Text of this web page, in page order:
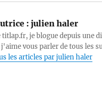
:julien haler
titlap.fr, je blogue depuis une
vous parler de tous les
les articles par julien haler